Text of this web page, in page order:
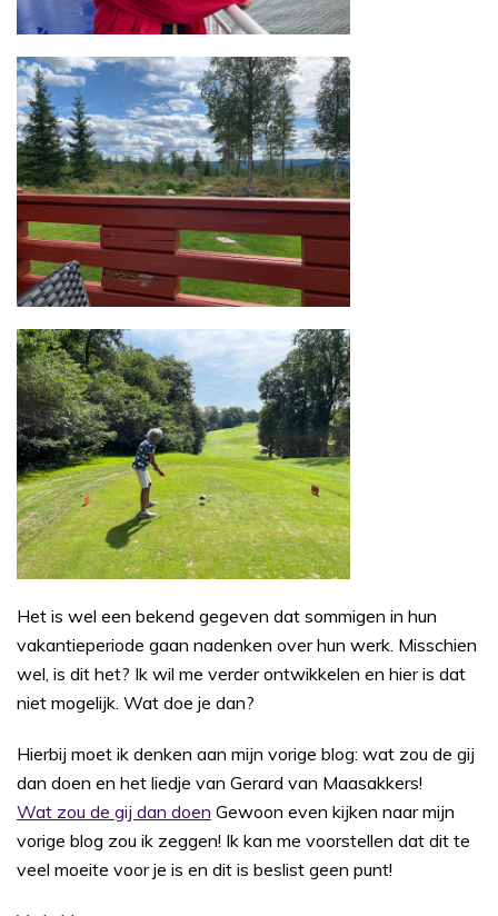
Het is wel een bekend gegeven dat sommigen in hun
vakantieperiode gaan nadenken over hun werk. Misschien
wel, is dit het? Ik wil me verder ontwikkelen en hier is dat
niet mogelijk. Wat doe je dan?
Hierbij moet ik denken aan mijn vorige blog: wat zou de gij
dan doen en het liedje van Gerard van Maasakkers!
Wat zou de gij dan doen Gewoon even kijken naar mijn
vorige blog zou ik zeggen! Ik kan me voorstellen dat dit te
veel moeite voor je is en dit is beslist geen punt!